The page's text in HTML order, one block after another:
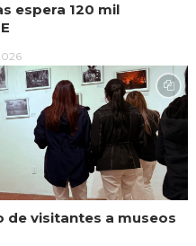
espera 120 mil
de visitantes a museos